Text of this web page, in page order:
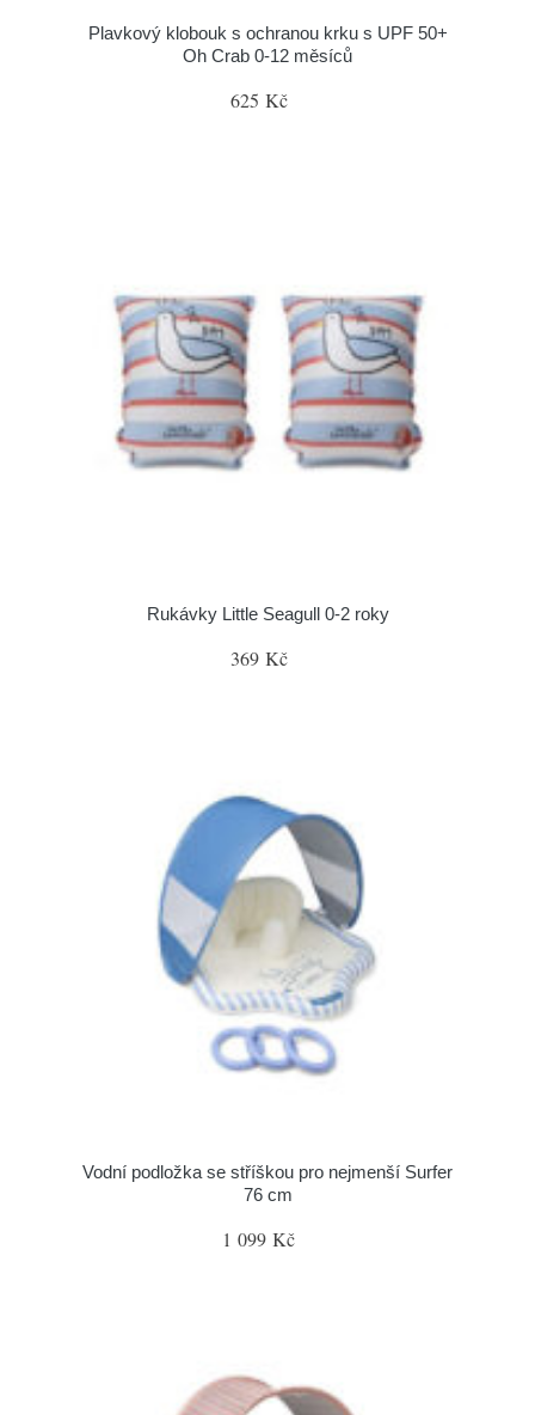
Plavkový klobouk s ochranou krku s UPF 50+
Oh Crab 0-12 měsíců
625 Kč
Rukávky Little Seagull 0-2 roky
369 Kč
Vodní podložka se stříškou pro nejmenší Surfer
76 cm
1 099 Kč